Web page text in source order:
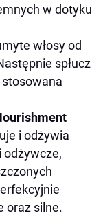
w dotyku
włosy od
spłucz
stosowana
i odżywia
odżywcze,
oraz silne.